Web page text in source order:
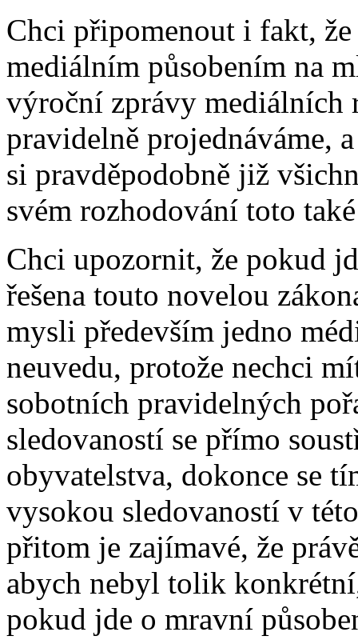
Chci připomenout i fakt,
mediálním působením na
výroční zprávy mediálních
pravidelně projednáváme,
si pravděpodobně již
svém rozhodování toto
Chci upozornit, že pokud
řešena touto novelou
mysli především jedno
neuvedu, protože nechci
sobotních pravidelných
sledovaností se přímo
obyvatelstva, dokonce se
vysokou sledovaností v
přitom je zajímavé, že
abych nebyl tolik
pokud jde o mravní